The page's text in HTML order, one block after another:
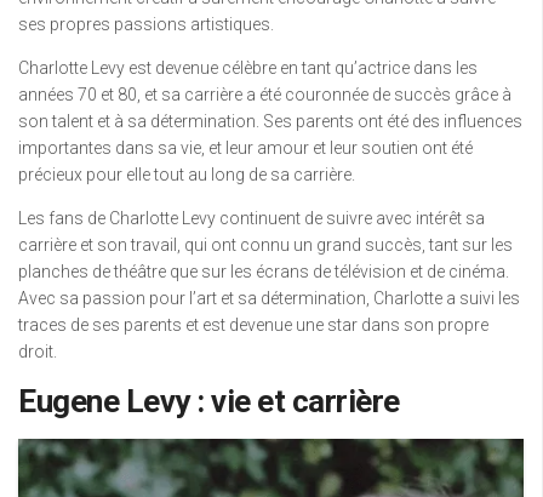
ses propres passions artistiques.
Charlotte Levy est devenue célèbre en tant qu’actrice dans les
années 70 et 80, et sa carrière a été couronnée de succès grâce à
son talent et à sa détermination. Ses parents ont été des influences
importantes dans sa vie, et leur amour et leur soutien ont été
précieux pour elle tout au long de sa carrière.
Les fans de Charlotte Levy continuent de suivre avec intérêt sa
carrière et son travail, qui ont connu un grand succès, tant sur les
planches de théâtre que sur les écrans de télévision et de cinéma.
Avec sa passion pour l’art et sa détermination, Charlotte a suivi les
traces de ses parents et est devenue une star dans son propre
droit.
Eugene Levy : vie et carrière